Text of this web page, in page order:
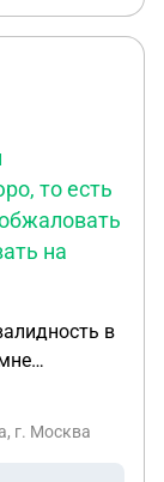
то есть
на
в
на
г. Москва